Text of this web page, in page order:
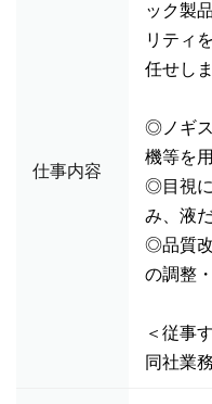
仕事内容
ック製
リティ
任せしま
◎ノギ
機等を
◎目視
み、液
◎品質改
の調整
＜従事
同社業